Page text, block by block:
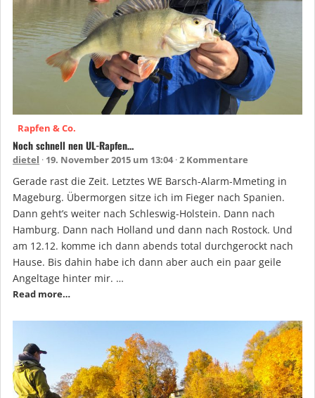
Rapfen & Co.
Noch schnell nen UL-Rapfen…
dietel 19. November 2015 um 13:04 2 Kommentare
Gerade rast die Zeit. Letztes WE Barsch-Alarm-Mmeting in
Mageburg. Übermorgen sitze ich im Fieger nach Spanien.
Dann geht’s weiter nach Schleswig-Holstein. Dann nach
Hamburg. Dann nach Holland und dann nach Rostock. Und
am 12.12. komme ich dann abends total durchgerockt nach
Hause. Bis dahin habe ich dann aber auch ein paar geile
Angeltage hinter mir. …
Read more…